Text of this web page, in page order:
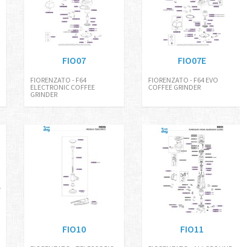
FIO07
FIORENZATO - F64
ELECTRONIC COFFEE
GRINDER
FIO07E
FIORENZATO - F64 EVO
COFFEE GRINDER
FIO10 FIO11